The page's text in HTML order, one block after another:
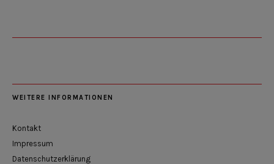
WEITERE INFORMATIONEN
Kontakt
Impressum
Datenschutzerklärung